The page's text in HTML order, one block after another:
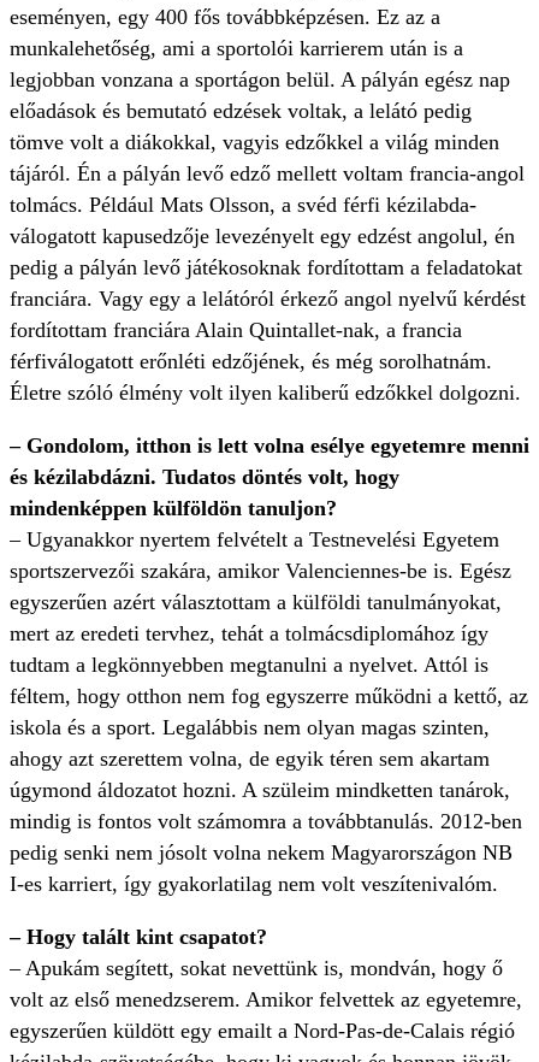
eseményen, egy 400 fős továbbképzésen. Ez az a
munkalehetőség, ami a sportolói karrierem után is a
legjobban vonzana a sportágon belül. A pályán egész nap
előadások és bemutató edzések voltak, a lelátó pedig
tömve volt a diákokkal, vagyis edzőkkel a világ minden
tájáról. Én a pályán levő edző mellett voltam francia-angol
tolmács. Például Mats Olsson, a svéd férfi kézilabda-
válogatott kapusedzője levezényelt egy edzést angolul, én
pedig a pályán levő játékosoknak fordítottam a feladatokat
franciára. Vagy egy a lelátóról érkező angol nyelvű kérdést
fordítottam franciára Alain Quintallet-nak, a francia
férfiválogatott erőnléti edzőjének, és még sorolhatnám.
Életre szóló élmény volt ilyen kaliberű edzőkkel dolgozni.
– Gondolom, itthon is lett volna esélye egyetemre menni
és kézilabdázni. Tudatos döntés volt, hogy
mindenképpen külföldön tanuljon?
– Ugyanakkor nyertem felvételt a Testnevelési Egyetem
sportszervezői szakára, amikor Valenciennes-be is. Egész
egyszerűen azért választottam a külföldi tanulmányokat,
mert az eredeti tervhez, tehát a tolmácsdiplomához így
tudtam a legkönnyebben megtanulni a nyelvet. Attól is
féltem, hogy otthon nem fog egyszerre működni a kettő, az
iskola és a sport. Legalábbis nem olyan magas szinten,
ahogy azt szerettem volna, de egyik téren sem akartam
úgymond áldozatot hozni. A szüleim mindketten tanárok,
mindig is fontos volt számomra a továbbtanulás. 2012-ben
pedig senki nem jósolt volna nekem Magyarországon NB
I-es karriert, így gyakorlatilag nem volt veszítenivalóm.
– Hogy talált kint csapatot?
– Apukám segített, sokat nevettünk is, mondván, hogy ő
volt az első menedzserem. Amikor felvettek az egyetemre,
egyszerűen küldött egy emailt a Nord-Pas-de-Calais régió